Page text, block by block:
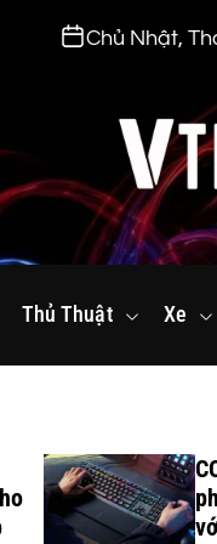
Chủ Nhật,
v
e
i
n
.
Thủ Thuật Xe